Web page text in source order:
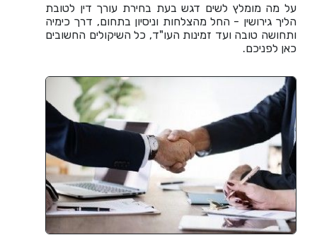
על מה מומלץ לשים דגש בעת בחירת עורך דין לטובת
הליך גירושין - החל מהצלחות וניסיון בתחום, דרך כימיה
ותחושה טובה ועד זמינות העו"ד, כל השיקולים החשובים
כאן לפניכם.